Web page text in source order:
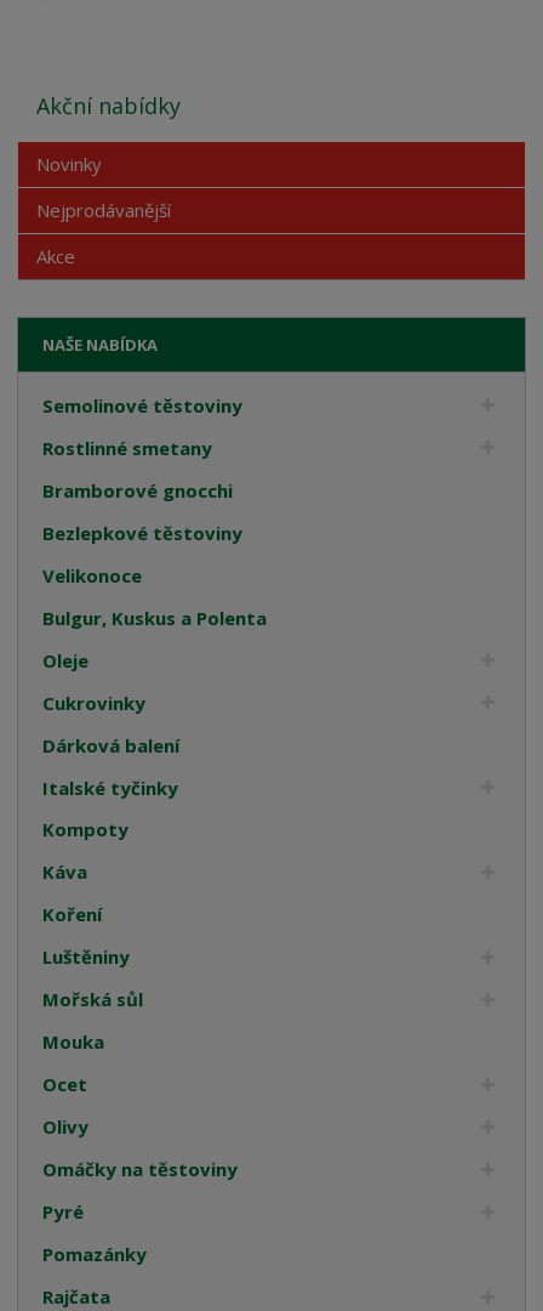
NAŠE NABÍDKA
Semolinové těstoviny
Rostlinné smetany
Bramborové gnocchi
Bezlepkové těstoviny
Velikonoce
Bulgur, Kuskus a Polenta
Oleje
Cukrovinky
Dárková balení
Italské tyčinky
Kompoty
Káva
Koření
Luštěniny
Mořská sůl
Mouka
Ocet
Olivy
Omáčky na těstoviny
Pyré
Pomazánky
Rajčata
Akční nabídky
Novinky
Nejprodávanější
Akce